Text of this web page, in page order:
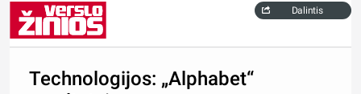
Dalintis
Technologijos: „Alphabet“